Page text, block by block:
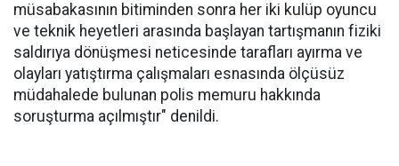
müsabakasının bitiminden sonra her iki kulüp oyuncu
ve teknik heyetleri arasında başlayan tartışmanın fiziki
saldırıya dönüşmesi neticesinde tarafları ayırma ve
olayları yatıştırma çalışmaları esnasında ölçüsüz
müdahalede bulunan polis memuru hakkında
soruşturma açılmıştır" denildi.